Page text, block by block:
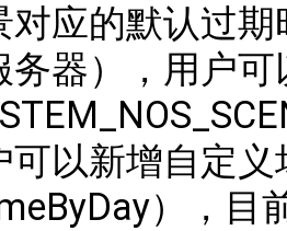
应的默认过期
务器），用户
可以新增自定
），目